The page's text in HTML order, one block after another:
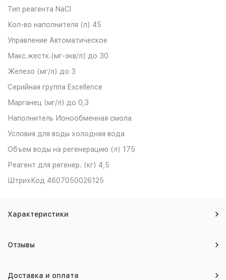
Тип реагента NaCl
Кол-во наполнителя (л) 45
Управление Автоматическое
Макс.жестк.(мг-экв/л) до 30
Железо (мг/л) до 3
Серийная группа Excellence
Марганец (мг/л) до 0,3
Наполнитель Ионообменная смола
Условия для воды холодная вода
Объем воды на регенерацию (л) 175
Реагент для регенер. (кг) 4,5
ШтрихКод 4607050026125
Характеристики
Отзывы
Доставка и оплата